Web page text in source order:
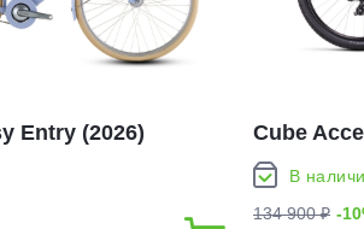
Entry (2026) Cube
В
134 900 ₽ -